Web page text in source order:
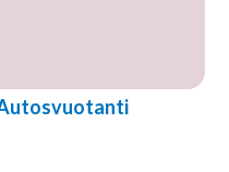
Autosvuotanti